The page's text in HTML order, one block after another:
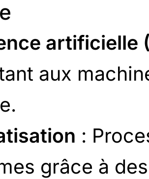
artificielle
aux
:
grâce à